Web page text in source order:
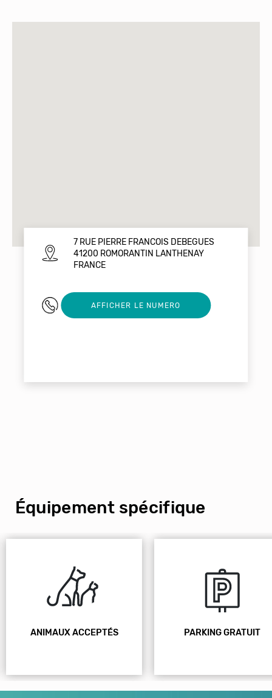
7 RUE PIERRE FRANCOIS DEBEGUES
41200 ROMORANTIN LANTHENAY
FRANCE
0749727941
AFFICHER LE NUMERO
Équipement spécifique
ANIMAUX ACCEPTÉS PARKING GRATUIT